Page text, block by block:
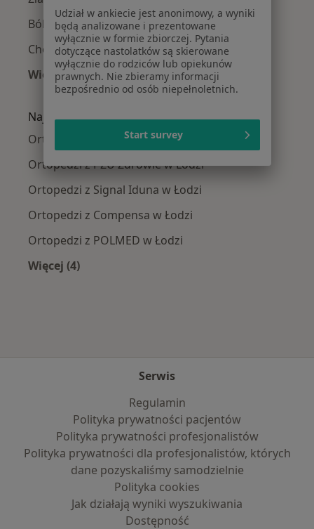
Ból biodra w Łodzi
Choroby zwyrodnieniowe w Łodzi
Więcej (15)
Więcej w kategorii: Najczęście leczone
Najpopularniejsze ubezpieczenia
Ortopedzi z Allianz w Łodzi
Ortopedzi z PZU Zdrowie w Łodzi
Ortopedzi z Signal Iduna w Łodzi
Ortopedzi z Compensa w Łodzi
Ortopedzi z POLMED w Łodzi
Więcej (4)
Serwis
Regulamin
Polityka prywatności pacjentów
Polityka prywatności profesjonalistów
Polityka prywatności dla profesjonalistów, których
dane pozyskaliśmy samodzielnie
Polityka cookies
Jak działają wyniki wyszukiwania
Dostępność
Udział w ankiecie jest anonimowy, a wyniki
będą analizowane i prezentowane
wyłącznie w formie zbiorczej. Pytania
dotyczące nastolatków są skierowane
wyłącznie do rodziców lub opiekunów
prawnych. Nie zbieramy informacji
bezpośrednio od osób niepełnoletnich.
Start survey